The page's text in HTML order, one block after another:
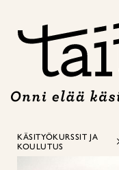
KÄSITYÖKURSSIT JA
KOULUTUS